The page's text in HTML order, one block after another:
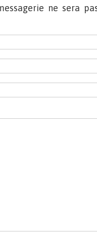
ne sera